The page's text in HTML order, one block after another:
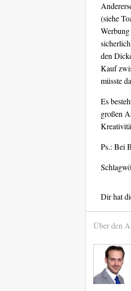
(siehe
den
Kauf
müsste
Es
großen
Ps.: Bei
Dir hat
Über den